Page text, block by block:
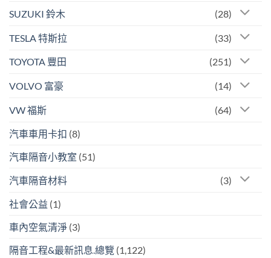
SUZUKI 鈴木 (28)
TESLA 特斯拉 (33)
TOYOTA 豐田 (251)
VOLVO 富豪 (14)
VW 福斯 (64)
汽車車用卡扣 (8)
汽車隔音小教室 (51)
汽車隔音材料 (3)
社會公益 (1)
車內空氣清淨 (3)
隔音工程&最新訊息.總覽 (1,122)